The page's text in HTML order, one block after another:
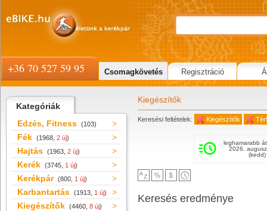
Kategóriák
Edzés, Fitness (103)
Fék (1968, 2 új)
Hajtás (1963, 2 új)
Kerék (3745, 1 új)
Kerékpár (800, 1 új)
Karbantartás (1913, 1 új)
Kiegészítők (4460, 8 új)
Kiegészítők
Keresési feltételek: Kiegészítők
leghamarabb
2026.
(kedd)
Keresés eredménye
+36 70 527 59 95 Csomagkövetés Regisztráció